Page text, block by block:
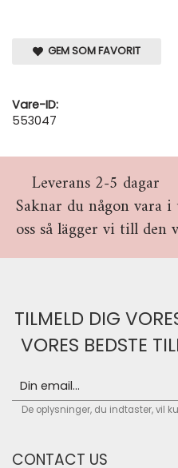
GEM SOM FAVORIT
Vare-ID:
553047
Leverans 2-5 dagar
Saknar du någon vara
oss så lägger vi till den
TILMELD DIG
VORES BEDSTE
De oplysninger, du indtaster, vil
CONTACT US